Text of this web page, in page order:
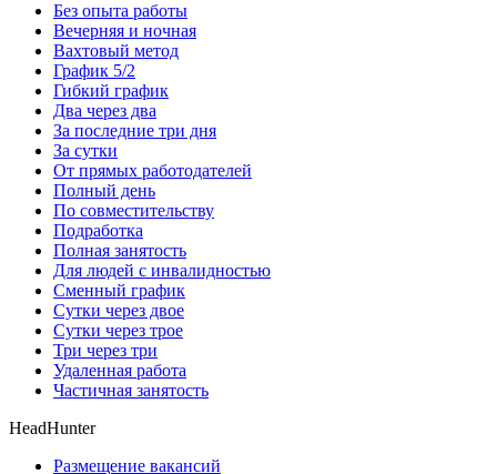
Без опыта работы
Вечерняя и ночная
Вахтовый метод
График 5/2
Гибкий график
Два через два
За последние три дня
За сутки
От прямых работодателей
Полный день
По совместительству
Подработка
Полная занятость
Для людей с инвалидностью
Сменный график
Сутки через двое
Сутки через трое
Три через три
Удаленная работа
Частичная занятость
HeadHunter
Размещение вакансий